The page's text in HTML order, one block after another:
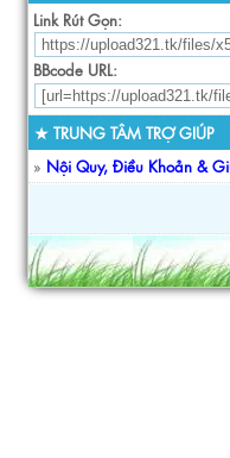
Link Rút Gọn:
BBcode URL:
★ TRUNG TÂM TRỢ GIÚP
» Nội Quy, Điều Khoản &